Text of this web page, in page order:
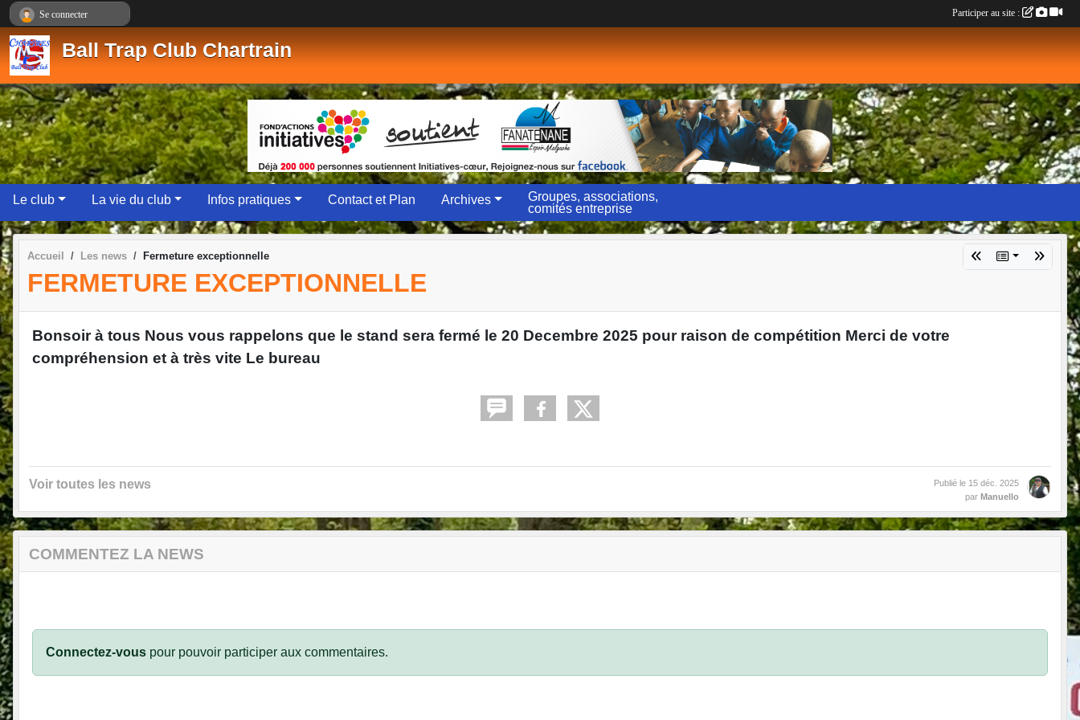
Ball Trap Club Chartrain
Le club La vie du club Infos pratiques Contact et Plan Archives
Groupes, associations,
comités entreprise
Accueil Les news Fermeture exceptionnelle
FERMETURE EXCEPTIONNELLE
Bonsoir à tous Nous vous rappelons que le stand sera fermé le 20 Decembre 2025 pour raison de compétition Merci de votre
compréhension et à très vite Le bureau
Voir toutes les news Publié le 15 déc. 2025
par Manuello
COMMENTEZ LA NEWS
Connectez-vous pour pouvoir participer aux commentaires.
Se connecter Participer au site :
Panneau de gestion des cookies